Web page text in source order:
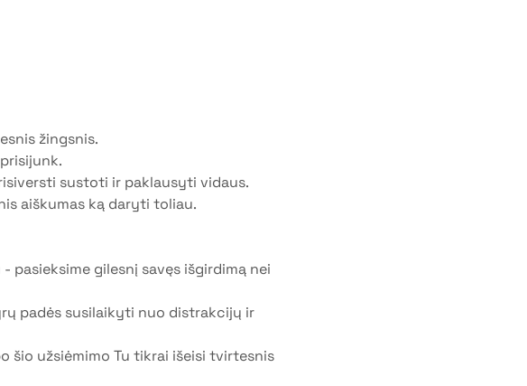
žingsnis.
sustoti ir paklausyti vidaus.
aiškumas ką daryti toliau.
pasieksime gilesnį savęs išgirdimą nei
padės susilaikyti nuo distrakcijų ir
šio užsiėmimo Tu tikrai išeisi tvirtesnis